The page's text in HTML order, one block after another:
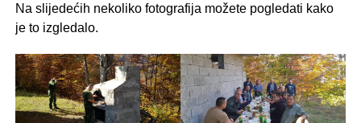
Na slijedećih nekoliko fotografija možete pogledati kako
je to izgledalo.